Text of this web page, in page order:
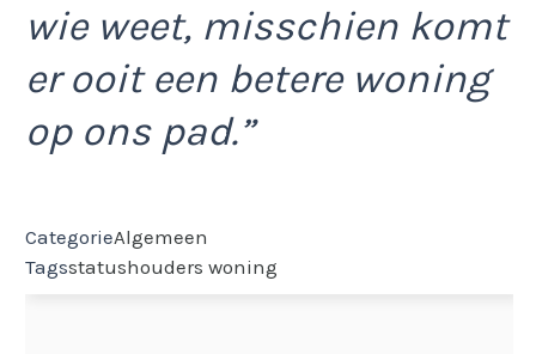
wie weet, misschien komt
er ooit een betere woning
op ons pad.”
CategorieAlgemeen
Tagsstatushouders woning